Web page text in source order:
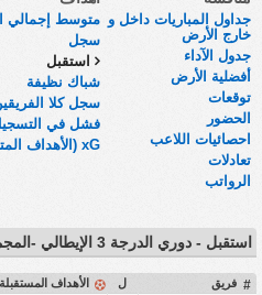
جداول المباريات داخل و
خارج الأرض
جدول الآداء
أفضلية الأرض
توقعات
الحضور
احصائيات اللاعب
تعادلات
الرواتب
متوسط إجمالي
سجل
استقبل
شباك نظيفة
سجل كلا
فشل في
xG (الأهداف المتوقعة)
استقبل - دوري الدرجة 3 الإيطالي -المجموعة C
# فريق ل الأهداف المستقبلة